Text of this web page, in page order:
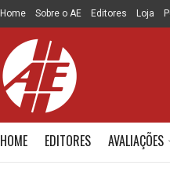
Home Sobre o AE Editores Loja
HOME EDITORES AVALIAÇÕES